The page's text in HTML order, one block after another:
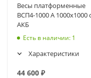
Весы платформенные
ВСП4-1000 А 1000х1000
АКБ
Есть в наличии: 1
Характеристики
44 600 ₽